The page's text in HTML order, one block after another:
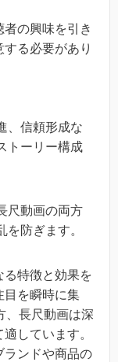
の興味を引き
る必要があり
、信頼形成な
トーリー構成
尺動画の両方
防ぎます。
る特徴と効果を
目を瞬時に集
、長尺動画は深
しています。
ランドや商品の